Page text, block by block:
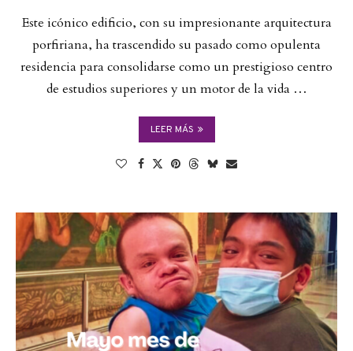
Este icónico edificio, con su impresionante arquitectura
porfiriana, ha trascendido su pasado como opulenta
residencia para consolidarse como un prestigioso centro
de estudios superiores y un motor de la vida …
LEER MÁS